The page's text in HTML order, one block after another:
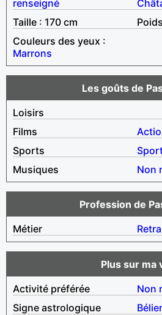
renseigné
Taille : 170 cm
Couleurs des yeux :
Marrons
Les goûts de
Loisirs
Films
Sports
Musiques
Non
Profession de
Métier
Plus sur ma
Activité préférée
Non
Signe astrologique
Bélier